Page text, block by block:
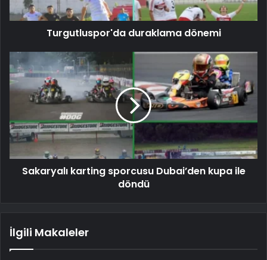
Turgutluspor'da duraklama dönemi
Sakaryalı karting sporcusu Dubai’den kupa ile
döndü
İlgili Makaleler